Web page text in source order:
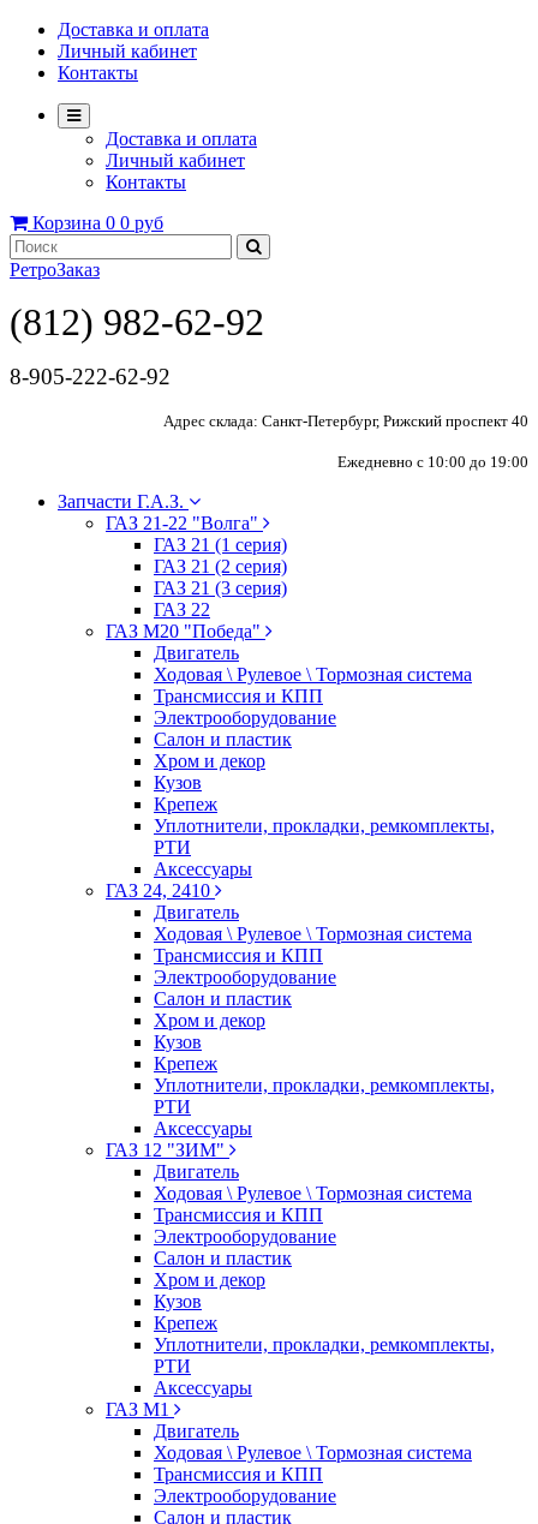
Доставка и оплата
Личный кабинет
Контакты
Доставка и оплата
Личный кабинет
Контакты
Корзина 0 0 руб
РетроЗаказ
(812) 982-62-92
8-905-222-62-92
Адрес склада: Санкт-Петербург, Рижский проспект 40
Ежедневно с 10:00 до 19:00
Запчасти Г.А.З.
ГАЗ 21-22 "Волга"
ГАЗ 21 (1 серия)
ГАЗ 21 (2 серия)
ГАЗ 21 (3 серия)
ГАЗ 22
ГАЗ М20 "Победа"
Двигатель
Ходовая \ Рулевое \ Тормозная система
Трансмиссия и КПП
Электрооборудование
Салон и пластик
Хром и декор
Кузов
Крепеж
Уплотнители, прокладки, ремкомплекты,
РТИ
Аксессуары
ГАЗ 24, 2410
Двигатель
Ходовая \ Рулевое \ Тормозная система
Трансмиссия и КПП
Электрооборудование
Салон и пластик
Хром и декор
Кузов
Крепеж
Уплотнители, прокладки, ремкомплекты,
РТИ
Аксессуары
ГАЗ 12 "ЗИМ"
Двигатель
Ходовая \ Рулевое \ Тормозная система
Трансмиссия и КПП
Электрооборудование
Салон и пластик
Хром и декор
Кузов
Крепеж
Уплотнители, прокладки, ремкомплекты,
РТИ
Аксессуары
ГАЗ М1
Двигатель
Ходовая \ Рулевое \ Тормозная система
Трансмиссия и КПП
Электрооборудование
Салон и пластик